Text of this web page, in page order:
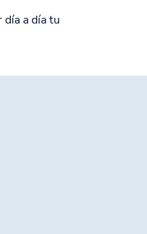
a día tu